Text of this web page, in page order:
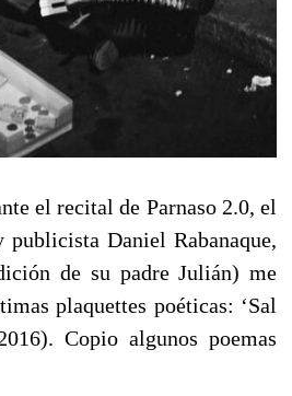
el recital de Parnaso 2.0, el
publicista Daniel Rabanaque,
de su padre Julián) me
plaquettes poéticas: ‘Sal
Copio algunos poemas